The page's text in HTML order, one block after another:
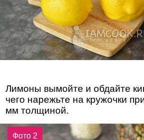
Лимоны вымойте и обдайте
чего нарежьте на кружочки
мм толщиной.
Фото 2